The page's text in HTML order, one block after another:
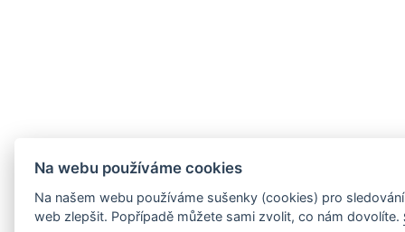
Na webu používáme cookies
Na našem webu používáme sušenky (cookies) pro
web zlepšit. Popřípadě můžete sami zvolit, co nám dovolíte.